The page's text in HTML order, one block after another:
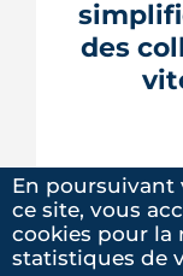
Ma
des aides
vigueur le
note.
des
En poursuivant
ce site, vous
cookies pour la
statistiques de